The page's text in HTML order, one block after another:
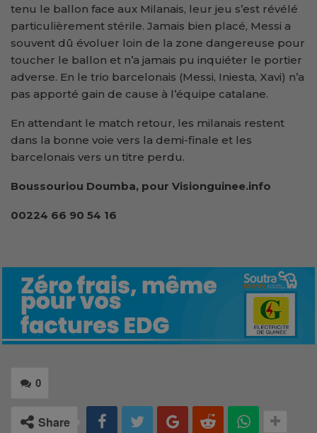
tenu le ballon face aux Milanais, leur jeu s’est révélé
particulièrement stérile. Jamais bien placé, Messi a
souvent dû évoluer loin de la zone dangereuse pour
toucher le ballon et n’a jamais pu inquiéter le portier
adverse. En le trio barcelonais (Messi, Iniesta, Xavi) n’a
pas apporté gain de cause à l’équipe catalane.
En attendant le match retour, les milanais restent
dans la bonne voie vers la demi-finale et les
barcelonais vers un titre perdu.
Boussouriou Doumba, pour Visionguinee.info
00224 66 90 54 16
0
Share